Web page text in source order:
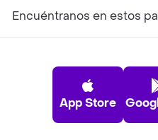
Encuéntranos en estos
App Store